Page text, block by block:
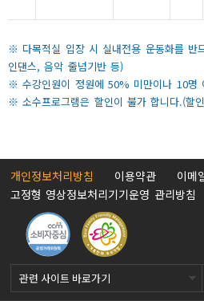
※ 다목적실 입장 시 실내전용 운동화를 반
인댄스, 음악 줄넘기반 등)
※ 수강인원이 정원에 50% 미만이나 10명
※ 소수프로그램은 할인이 불가 합니다.(할
개인정보처리방침 이용약관
이메
고정형 영상정보처리기기운영 관리방침